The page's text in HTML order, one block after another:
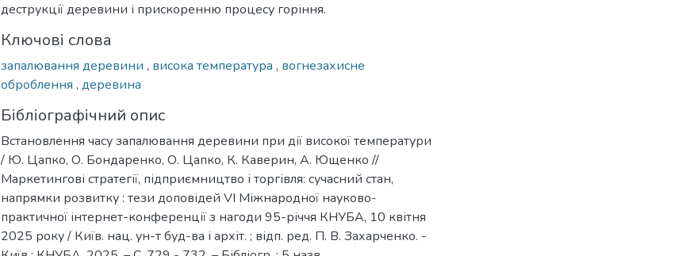
деструкції деревини і прискоренню процесу горіння.
Ключові слова
запалювання деревини , висока температура , вогнезахисне
оброблення , деревина
Бібліографічний опис
Встановлення часу запалювання деревини при дії високої температури
/ Ю. Цапко, О. Бондаренко, О. Цапко, К. Каверин, А. Ющенко //
Маркетингові стратегії, підприємництво і торгівля: сучасний стан,
напрямки розвитку : тези доповідей VІ Міжнародної науково-
практичної інтернет-конференції з нагоди 95-річчя КНУБА, 10 квітня
2025 року / Київ. нац. ун-т буд-ва і архіт. ; відп. ред. П. В. Захарченко. -